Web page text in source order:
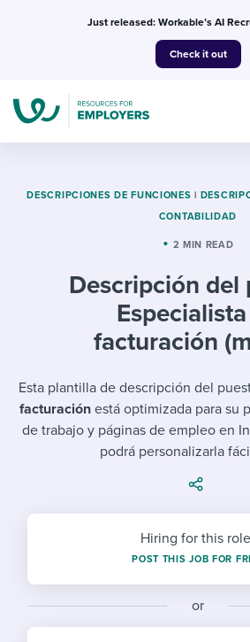
Just released: Workable’s AI
Check it out
Topics
I NEED HELP WITH...
Evaluating
Working
Maintaining
Ensuring
Finding and
Templates &
Job description
Interview
Policy templates
Step-by-step
I’m a jobseeker
I WANT TO LEARN
Applying for a
Interview process
Pay & benefits
Career
Workable
Explore
DESCRIPCIONES DE FUNCIONES |
CONTABILIDAD
2 MIN READ
Descripción del
facturación
Esta plantilla de descripción del
facturación está optimizada para su
de trabajo y páginas de empleo en
podrá personalizarla
Hiring for this
POST THIS JOB FOR
or